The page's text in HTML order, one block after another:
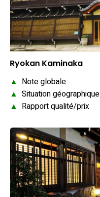
Ryokan Kaminaka
▲ Note globale
▲ Situation géographique
▲ Rapport qualité/prix